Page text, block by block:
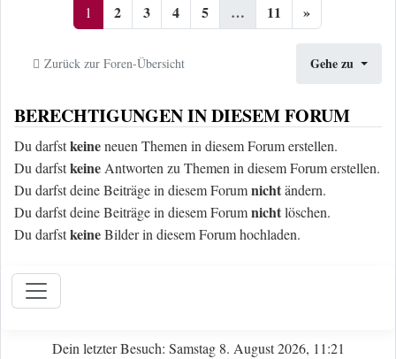
1 2 3 4 5 … 11 »
Zurück zur Foren-Übersicht Gehe zu
BERECHTIGUNGEN IN DIESEM FORUM
Du darfstkeineneuen Themen in diesem Forum erstellen.
Du darfstkeineAntworten zu Themen in diesem Forum erstellen.
Du darfst deine Beiträge in diesem Forumnichtändern.
Du darfst deine Beiträge in diesem Forumnichtlöschen.
Du darfstkeineBilder in diesem Forum hochladen.
Dein letzter Besuch: Samstag 8. August 2026, 11:21